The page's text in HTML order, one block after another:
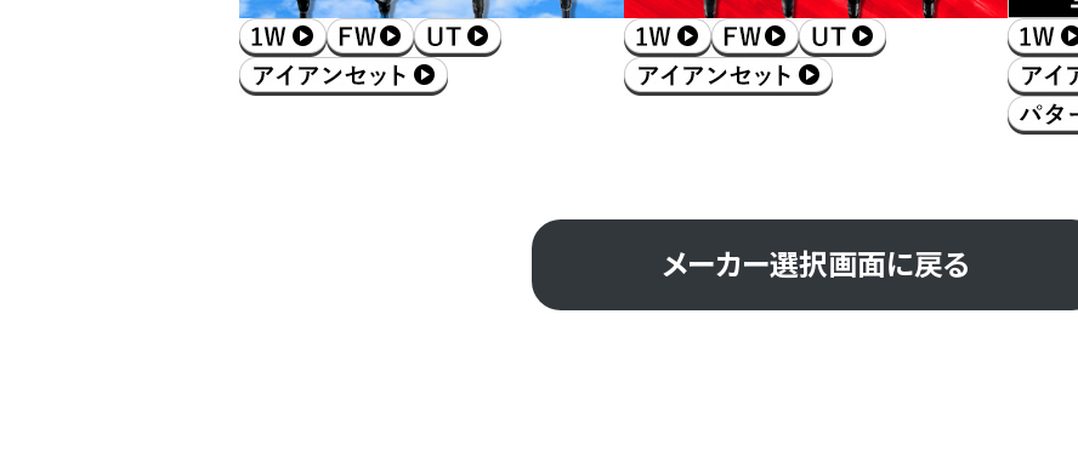
メーカー選択画面に戻る